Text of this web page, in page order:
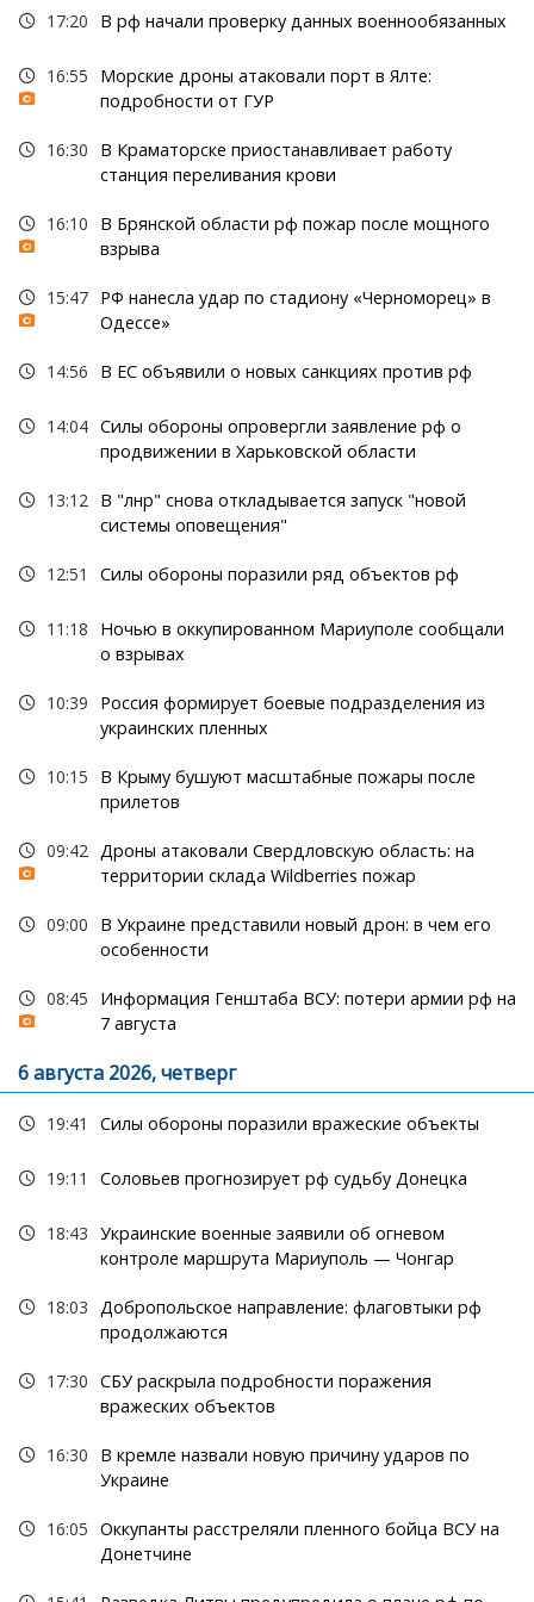
17:20 В рф начали проверку данных военнообязанных
16:55
Морские дроны атаковали порт в Ялте:
подробности от ГУР
16:30
В Краматорске приостанавливает работу
станция переливания крови
16:10
В Брянской области рф пожар после мощного
взрыва
15:47 РФ нанесла удар по стадиону «Черноморец» в
Одессе»
14:56 В ЕС объявили о новых санкциях против рф
14:04 Силы обороны опровергли заявление рф о
продвижении в Харьковской области
13:12
В "лнр" снова откладывается запуск "новой
системы оповещения"
12:51 Силы обороны поразили ряд объектов рф
11:18
Ночью в оккупированном Мариуполе сообщали
о взрывах
10:39
Россия формирует боевые подразделения из
украинских пленных
10:15
В Крыму бушуют масштабные пожары после
прилетов
09:42
Дроны атаковали Свердловскую область: на
территории склада Wildberries пожар
09:00
В Украине представили новый дрон: в чем его
особенности
08:45
Информация Генштаба ВСУ: потери армии рф на
7 августа
6 августа 2026, четверг
19:41 Силы обороны поразили вражеские объекты
19:11 Соловьев прогнозирует рф судьбу Донецка
18:43 Украинские военные заявили об огневом
контроле маршрута Мариуполь — Чонгар
18:03
Добропольское направление: флаговтыки рф
продолжаются
17:30 СБУ раскрыла подробности поражения
вражеских объектов
16:30
В кремле назвали новую причину ударов по
Украине
16:05 Оккупанты расстреляли пленного бойца ВСУ на
Донетчине